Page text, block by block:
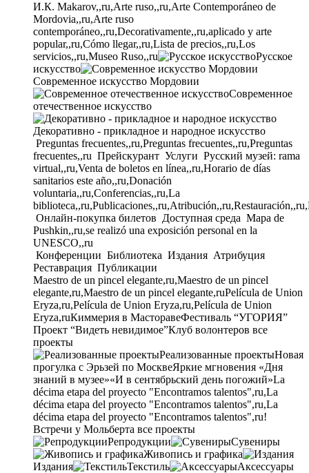
И.К. Makarov,,ru,Arte ruso,,ru,Arte Contemporáneo de
Mordovia,,ru,Arte ruso
contemporáneo,,ru,Decorativamente,,ru,aplicado y arte
popular,,ru,Cómo llegar,,ru,Lista de precios,,ru,Los
servicios,,ru,Museo Ruso,,ru
Русское
искусство
Современное искусство Мордовии
Современное
отечественное искусство
Декоративно - прикладное и народное искусство
Preguntas frecuentes,,ru,Preguntas frecuentes,,ru,Preguntas
frecuentes,,ru Прейскурант Услуги Русский музей: rama
virtual,,ru,Venta de boletos en línea,,ru,Horario de días
sanitarios este año,,ru,Donación
voluntaria,,ru,Conferencias,,ru,La
Онлайн-покупка билетов Доступная среда Mapa de
Pushkin,,ru,se realizó una exposición personal en la
UNESCO,,ru
Конференции Библиотека Издания Атрибуция
Реставрация Публикации
Maestro de un pincel elegante,ru,Maestro de un pincel
elegante,ru,Maestro de un pincel elegante,ruPelícula de Union
Eryza,ru,Película de Union Eryza,ru,Película de Union
Eryza,ruКиммерия в МасторавеФестиваль “УГОРИЯ”
Проект “Видеть невидимое”Клуб волонтеров все
проекты
Реализованные проектыНовая
прогулка с Эрьзей по МосквеЯркие мгновения «Дня
знаний в музее»«И в сентябрьский день погожий»La
décima etapa del proyecto "Encontramos talentos",ru,La
décima etapa del proyecto "Encontramos talentos",ru,La
décima etapa del proyecto "Encontramos talentos",ru!
Встречи у Мольберта все проекты
Репродукции
Сувениры
Живопись и графика
Издания
Текстиль Аксессуары